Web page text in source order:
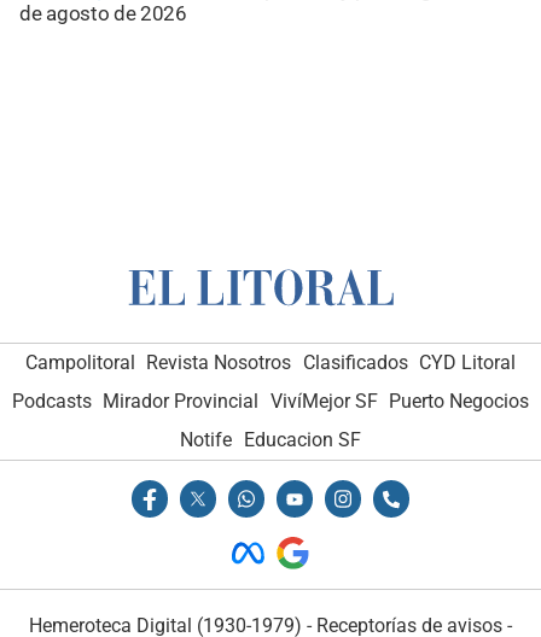
de agosto de 2026
Campolitoral Revista Nosotros Clasificados CYD Litoral
Podcasts Mirador Provincial VivíMejor SF Puerto Negocios
Notife
Educacion SF
Hemeroteca Digital (1930-1979) - Receptorías de avisos -